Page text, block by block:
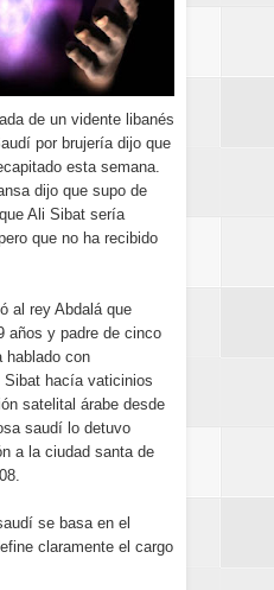
de un vidente libanés
por brujería dijo que
esta semana.
dijo que supo de
Ali Sibat sería
que no ha recibido
al rey Abdalá que
años y padre de cinco
hablado con
hacía vaticinios
satelital árabe desde
saudí lo detuvo
a la ciudad santa de
se basa en el
claramente el cargo